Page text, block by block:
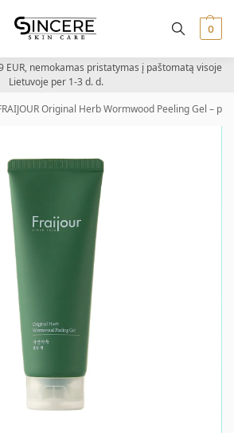
0
EUR, nemokamas pristatymas į paštomatą visoje
Lietuvoje per 1-3 d. d.
Original Herb Wormwood Peeling Gel –